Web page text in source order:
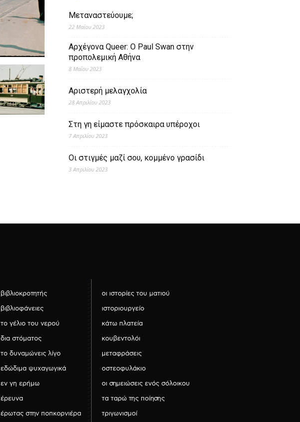
Μεταναστεύουμε;
22 Μαΐου 2023
Αρχέγονα Queer: O Paul Swan στην
προπολεμική Αθήνα
8 Μαΐου 2023
Αριστερή μελαγχολία
28 Απριλίου 2023
Στη γη είμαστε πρόσκαιρα υπέροχοι
7 Απριλίου 2023
Οι στιγμές μαζί σου, κομμένο γρασίδι
3 Απριλίου 2023
βιβλιοκροτητής
βιβλιοφάνειες
το γέλιο του νερού
δια στόματος
το δυναμώνεις λίγο
εδώδιμα ψυχαγωγικά
εν γη ερήμω
έρευνα
έρωτας στην ποπκορνιέρα
οι ιστορίες του ματιού
ιστοριουργείο
κάτω πλατεία
κουβεντολόι
μεταφράσεις
οστεοφυλάκιο
οι σημειώσεις ενός σόλοικου
τα ταρώ της ποίησης
τριγωνισμοί